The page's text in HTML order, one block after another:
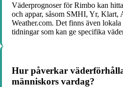
Väderprognoser för Rimbo kan
och appar, såsom SMHI, Yr, Klart,
Weather.com. Det finns även
tidningar som kan ge specifika
Hur påverkar
människors vardag?